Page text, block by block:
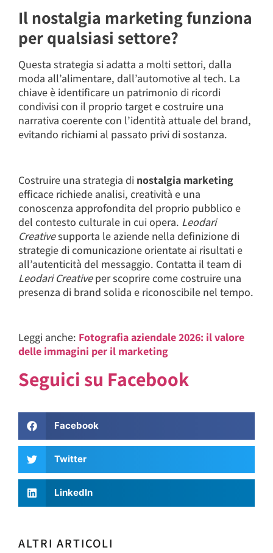
Il nostalgia marketing funziona
per qualsiasi settore?
Questa strategia si adatta a molti settori, dalla
moda all’alimentare, dall’automotive al tech. La
chiave è identificare un patrimonio di ricordi
condivisi con il proprio target e costruire una
narrativa coerente con l’identità attuale del brand,
evitando richiami al passato privi di sostanza.
Costruire una strategia di nostalgia marketing
efficace richiede analisi, creatività e una
conoscenza approfondita del proprio pubblico e
del contesto culturale in cui opera. Leodari
Creativesupporta le aziende nella definizione di
strategie di comunicazione orientate ai risultati e
all’autenticità del messaggio. Contatta il team di
Leodari Creativeper scoprire come costruire una
presenza di brand solida e riconoscibile nel tempo.
Leggi anche: Fotografia aziendale 2026: il valore
delle immagini per il marketing
Seguici su Facebook
Facebook
Twitter
LinkedIn
ALTRI ARTICOLI